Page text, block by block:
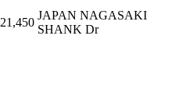
21,450
JAPAN NAGASAKI
SHANK Dr